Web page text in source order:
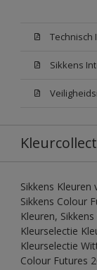
Technisch
Sikkens
Sikkens Colour
Kleuren,
Kleurselectie
Kleurselectie
Colour Futures